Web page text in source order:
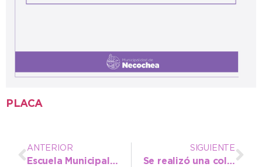
PLACA
ANTERIOR
Escuela Municipal: la atleta Rosario Coronel estableció una importante marca en salto triple
SIGUIENTE
Se realizó una colorida intervención artística por el Día Internacional de la Danza